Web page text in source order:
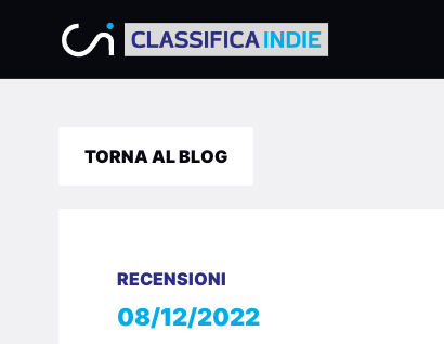
TORNA AL BLOG
RECENSIONI
08/12/2022